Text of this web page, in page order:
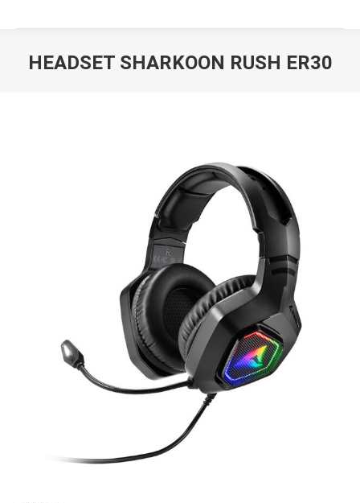
HEADSET SHARKOON RUSH ER30